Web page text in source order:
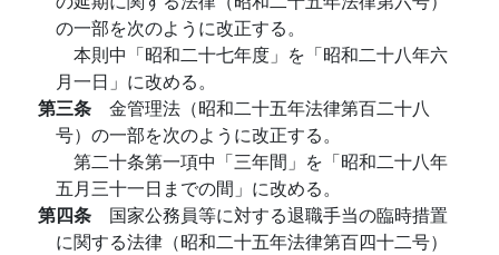
の一部を次のように改正する。
本則中「昭和二十七年度」を「昭和二十八年六
月一日」に改める。
第三条 金管理法（昭和二十五年法律第百二十八
号）の一部を次のように改正する。
第二十条第一項中「三年間」を「昭和二十八年
五月三十一日までの間」に改める。
第四条 国家公務員等に対する退職手当の臨時措置
に関する法律（昭和二十五年法律第百四十二号）